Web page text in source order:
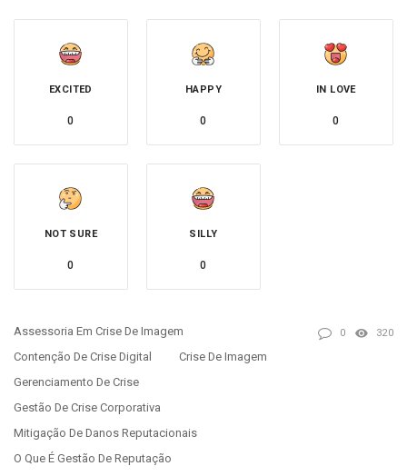
EXCITED
0
HAPPY
0
IN LOVE
0
NOT SURE
0
SILLY
0
Assessoria Em Crise De Imagem
Contenção De Crise Digital
Crise De Imagem
Gerenciamento De Crise
Gestão De Crise Corporativa
Mitigação De Danos Reputacionais
O Que É Gestão De Reputação
0 320